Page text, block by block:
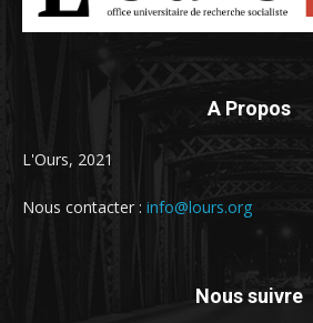
A Propos
L'Ours, 2021
Nous contacter : info@lours.org
Nous suivre